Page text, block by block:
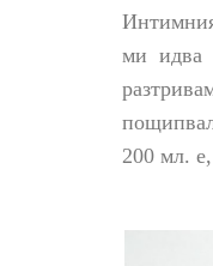
ми идва
200 мл.